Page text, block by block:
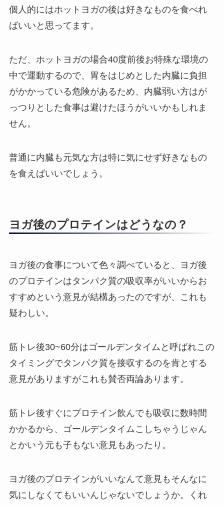
個人的にはホットヨガの後は好きなものを食べれ
ばいいと思ってます。
ただ、ホットヨガの場合40度前後お特殊な環境の
中で運動するので、胃をはじめとした内臓に負担
がかかっている危険があるため、内臓弱い方はが
っつりとした食事は避けたほうがいいかもしれま
せん。
普通に内臓も元気な方は特に気にせず好きなもの
を食えばいいでしょう。
ヨガ後のプロテインはどうなの？
ヨガ後の食事について色々調べていると、ヨガ後
のプロテインはタンパク質の吸収率がいいからお
すすめという意見が結構あったのですが、これも
疑わしい。
筋トレ後30~60分はゴールデンタイムと呼ばれこの
タイミングでタンパク質を接収するのを肯とする
意見がありますがこれも賛否両論あります。
筋トレ後すぐにプロテイン飲んでも吸収に数時間
かかるから、ゴールデンタイムこしちゃうじゃん
とかいう元も子もない意見もあったり。
ヨガ後のプロテインがいいなんて意見もそんなに
気にしなくてもいいんじゃないでしょうか。くれ